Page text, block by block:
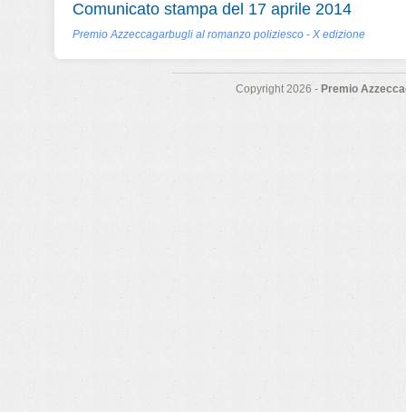
Comunicato stampa del 17 aprile 2014
Premio Azzeccagarbugli al romanzo poliziesco - X edizione
Copyright 2026 - Premio